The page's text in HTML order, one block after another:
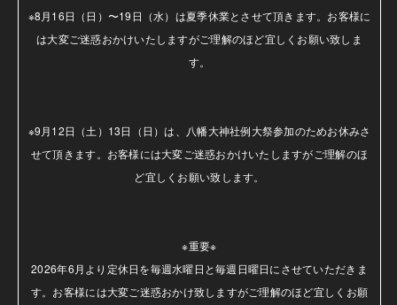
※8月16日（日）〜19日（水）は夏季休業とさせて頂きます。お客様に
は大変ご迷惑おかけいたしますがご理解のほど宜しくお願い致しま
す。
※9月12日（土）13日（日）は、八幡大神社例大祭参加のためお休みさ
せて頂きます。お客様には大変ご迷惑おかけいたしますがご理解のほ
ど宜しくお願い致します。
※重要※
2026年6月より定休日を毎週水曜日と毎週日曜日にさせていただきま
す。お客様には大変ご迷惑おかけ致しますがご理解のほど宜しくお願